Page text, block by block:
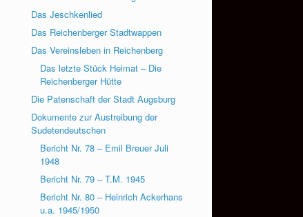
Das Jeschkenlied
Das Reichenberger Stadtwappen
Das Vereinsleben in Reichenberg
Das letzte Stück Heimat – Die
Reichenberger Hütte
Die Patenschaft der Stadt Augsburg
Dokumente zur Austreibung der
Sudetendeutschen
Bericht Nr. 78 – Emil Breuer Juli
1948
Bericht Nr. 79 – T.M. 1945
Bericht Nr. 80 – Heinrich Ackerhans
u.a. 1945/1950